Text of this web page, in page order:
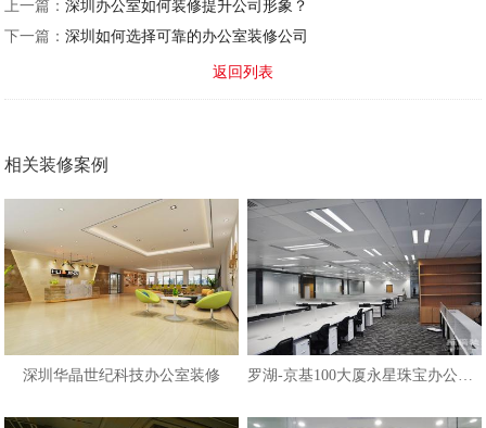
上一篇：深圳办公室如何装修提升公司形象？
下一篇：深圳如何选择可靠的办公室装修公司
返回列表
相关装修案例
深圳华晶世纪科技办公室装修 罗湖-京基100大厦永星珠宝办公室装修